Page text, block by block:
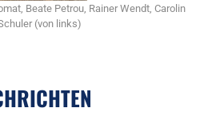
Beate Petrou, Rainer Wendt, Carolin
(von links)